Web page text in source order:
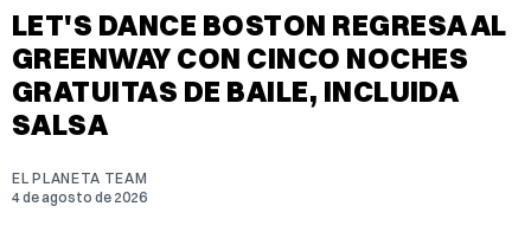
LET'S DANCE BOSTON REGRESA AL
GREENWAY CON CINCO NOCHES
GRATUITAS DE BAILE, INCLUIDA
SALSA
EL PLANETA TEAM
4 de agosto de 2026